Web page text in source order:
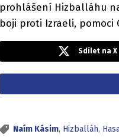
prohlášení Hizballáhu
boji proti Izraeli, pomoci
Sdílet na X
Naím Kásim, Hizballáh,